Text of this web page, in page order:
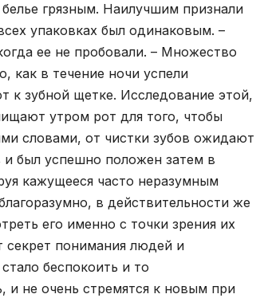
грязным. Наилучшим признали
упаковках был одинаковым. –
ее не пробовали. – Множество
как в течение ночи успели
к зубной щетке. Исследование этой,
утром рот для того, чтобы
словами, от чистки зубов ожидают
и был успешно положен затем в
кажущееся часто неразумным
в действительности же
его именно с точки зрения их
секрет понимания людей и
беспокоить и то
и не очень стремятся к новым при